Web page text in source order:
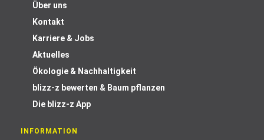
Über uns
Kontakt
Karriere & Jobs
Aktuelles
Ökologie & Nachhaltigkeit
blizz-z bewerten & Baum pflanzen
Die blizz-z App
INFORMATION